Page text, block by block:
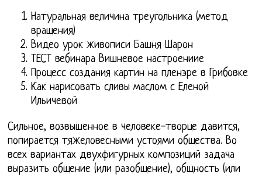
Натуральная величина треугольника (метод
вращения)
Видео урок живописи Башня Шарон
ТЕСТ вебинара Вишневое настроениие
Процесс создания картин на пленэре в Грибовке
Как нарисовать сливы маслом с Еленой
Ильичевой
Сильное, возвышенное в человеке-творце давится,
попирается тяжеловесными устоями общества. Во
всех вариантах двухфигурных композиций задача
выразить общение (или разобщение), общность (или